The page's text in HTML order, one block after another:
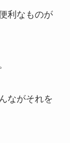
利なものが
ながそれを